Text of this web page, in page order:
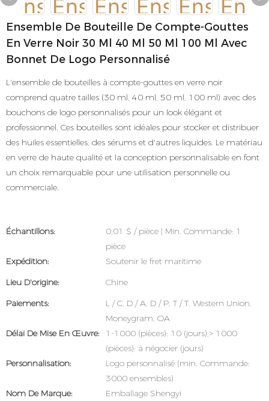
Ensemble De Bouteille De Compte-Gouttes
En Verre Noir 30 Ml 40 Ml 50 Ml 100 Ml Avec
Bonnet De Logo Personnalisé
L'ensemble de bouteilles à compte-gouttes en verre noir
comprend quatre tailles (30 ml, 40 ml, 50 ml, 100 ml) avec des
bouchons de logo personnalisés pour un look élégant et
professionnel. Ces bouteilles sont idéales pour stocker et distribuer
des huiles essentielles, des sérums et d'autres liquides. Le matériau
en verre de haute qualité et la conception personnalisable en font
un choix remarquable pour une utilisation personnelle ou
commerciale.
Échantillons:
0,01 $ / pièce | Min. Commande: 1
pièce
Expédition:
Soutenir le fret maritime
Lieu D'origine:
Chine
Paiements:
L / C, D / A, D / P, T / T, Western Union,
Moneygram, OA
Délai De Mise En Œuvre:
1-1000 (pièces): 10 (jours),> 1000
(pièces): à négocier (jours)
Personnalisation:
Logo personnalisé (min. Commande:
3000 ensembles)
Nom De Marque:
Emballage Shengyi